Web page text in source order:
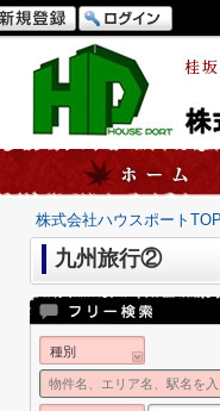
株式会社ハウスポートTOP
九州旅行②
種別